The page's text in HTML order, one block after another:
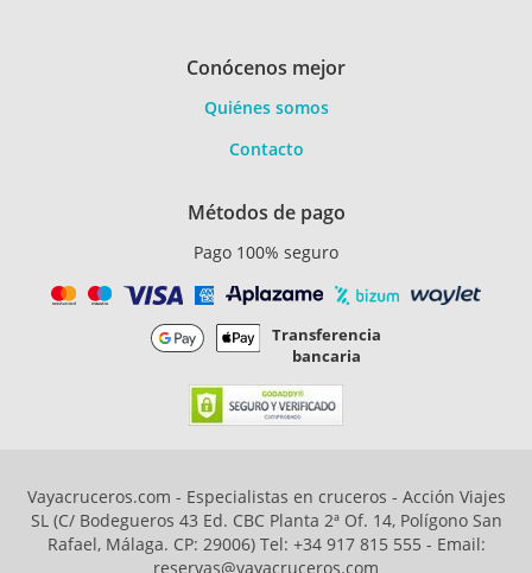
Conócenos mejor
Quiénes somos
Contacto
Métodos de pago
Pago 100% seguro
Transferencia
bancaria
Vayacruceros.com - Especialistas en cruceros - Acción Viajes
SL (C/ Bodegueros 43 Ed. CBC Planta 2ª Of. 14, Polígono San
Rafael, Málaga. CP: 29006) Tel: +34 917 815 555 - Email:
reservas@vayacruceros.com